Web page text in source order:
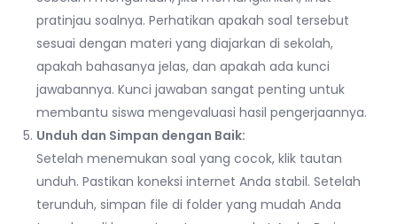
pratinjau soalnya. Perhatikan apakah soal tersebut
sesuai dengan materi yang diajarkan di sekolah,
apakah bahasanya jelas, dan apakah ada kunci
jawabannya. Kunci jawaban sangat penting untuk
membantu siswa mengevaluasi hasil pengerjaannya.
Unduh dan Simpan dengan Baik:
Setelah menemukan soal yang cocok, klik tautan
unduh. Pastikan koneksi internet Anda stabil. Setelah
terunduh, simpan file di folder yang mudah Anda